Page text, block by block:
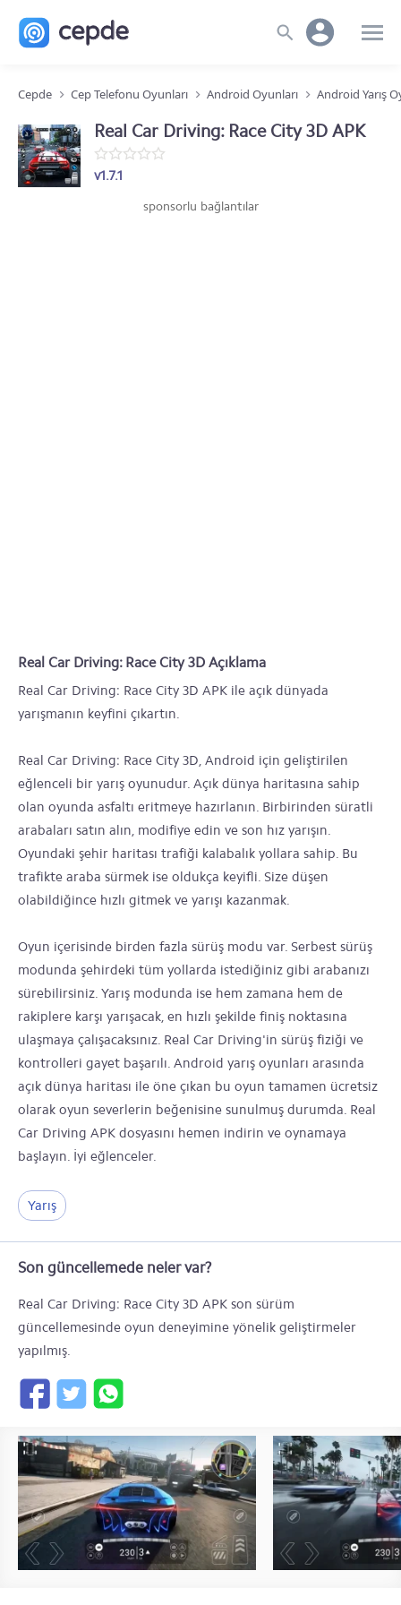
Cepde Cep Telefonu Oyunları Android Oyunları Android Yarış
Real Car Driving: Race City 3D APK
v1.7.1
sponsorlu bağlantılar
Real Car Driving: Race City 3D Açıklama
Real Car Driving: Race City 3D APK ile açık dünyada
yarışmanın keyfini çıkartın.
Real Car Driving: Race City 3D, Android için geliştirilen
eğlenceli bir yarış oyunudur. Açık dünya haritasına sahip
olan oyunda asfaltı eritmeye hazırlanın. Birbirinden süratli
arabaları satın alın, modifiye edin ve son hız yarışın.
Oyundaki şehir haritası trafiği kalabalık yollara sahip. Bu
trafikte araba sürmek ise oldukça keyifli. Size düşen
olabildiğince hızlı gitmek ve yarışı kazanmak.
Oyun içerisinde birden fazla sürüş modu var. Serbest sürüş
modunda şehirdeki tüm yollarda istediğiniz gibi arabanızı
sürebilirsiniz. Yarış modunda ise hem zamana hem de
rakiplere karşı yarışacak, en hızlı şekilde finiş noktasına
ulaşmaya çalışacaksınız. Real Car Driving'in sürüş fiziği ve
kontrolleri gayet başarılı. Android yarış oyunları arasında
açık dünya haritası ile öne çıkan bu oyun tamamen ücretsiz
olarak oyun severlerin beğenisine sunulmuş durumda. Real
Car Driving APK dosyasını hemen indirin ve oynamaya
başlayın. İyi eğlenceler.
Yarış
Son güncellemede neler var?
Real Car Driving: Race City 3D APK son sürüm
güncellemesinde oyun deneyimine yönelik geliştirmeler
yapılmış.